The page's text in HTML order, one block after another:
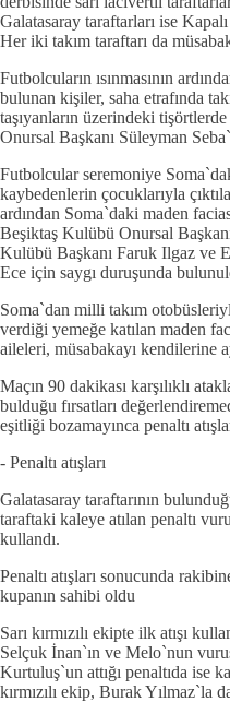
Galatasaray taraftarları ise
Her iki takım taraftarı da
Futbolcuların ısınmasının
bulunan kişiler, saha etrafında
taşıyanların üzerindeki
Onursal Başkanı Süleyman
Futbolcular seremoniye
kaybedenlerin çocuklarıyla
ardından Soma`daki maden
Beşiktaş Kulübü Onursal
Kulübü Başkanı Faruk Ilgaz ve
Ece için saygı duruşunda
Soma`dan milli takım
verdiği yemeğe katılan maden
aileleri, müsabakayı kendilerine
Maçın 90 dakikası karşılıklı
bulduğu fırsatları
eşitliği bozamayınca penaltı
- Penaltı atışları
Galatasaray taraftarının
taraftaki kaleye atılan penaltı
kullandı.
Penaltı atışları sonucunda
kupanın sahibi oldu
Sarı kırmızılı ekipte ilk atışı
Selçuk İnan`ın ve Melo`nun
Kurtuluş`un attığı penaltıda ise
kırmızılı ekip, Burak Yılmaz`la